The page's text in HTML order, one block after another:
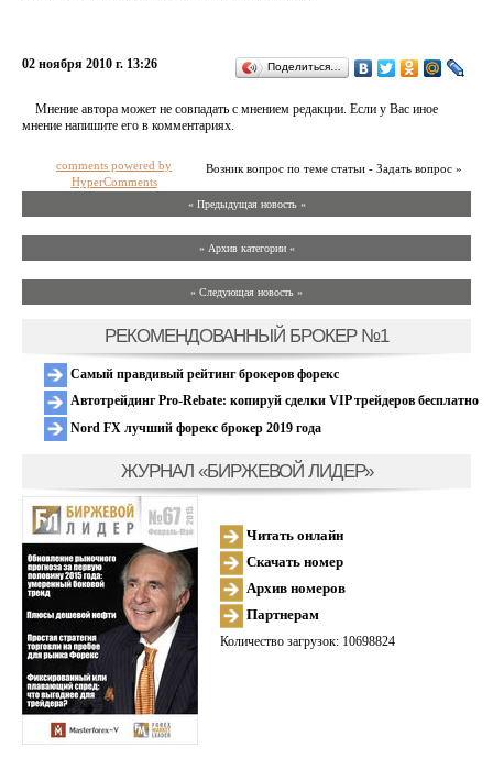
02 ноября 2010 г. 13:26 Поделиться…
Мнение автора может не совпадать с мнением редакции. Если у Вас иное
мнение напишите его в комментариях.
Возник вопрос по теме статьи - Задать вопрос »
comments powered by
HyperComments
« Предыдущая новость «
» Архив категории «
» Следующая новость »
РЕКОМЕНДОВАННЫЙ БРОКЕР №1
Самый правдивый рейтинг брокеров форекс
Автотрейдинг Pro-Rebate: копируй сделки VIP трейдеров бесплатно
Nord FX лучший форекс брокер 2019 года
ЖУРНАЛ «БИРЖЕВОЙ ЛИДЕР»
Читать онлайн
Скачать номер
Архив номеров
Партнерам
Количество загрузок: 10698824